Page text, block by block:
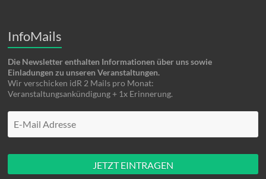
InfoMails
Die Newsletter enthalten Informationen über uns sowie
Einladungen zu unseren Veranstaltungen.
Wir verschicken idR 2 Mails pro Monat:
Veranstaltungsankündigung + 1x Erinnerung.